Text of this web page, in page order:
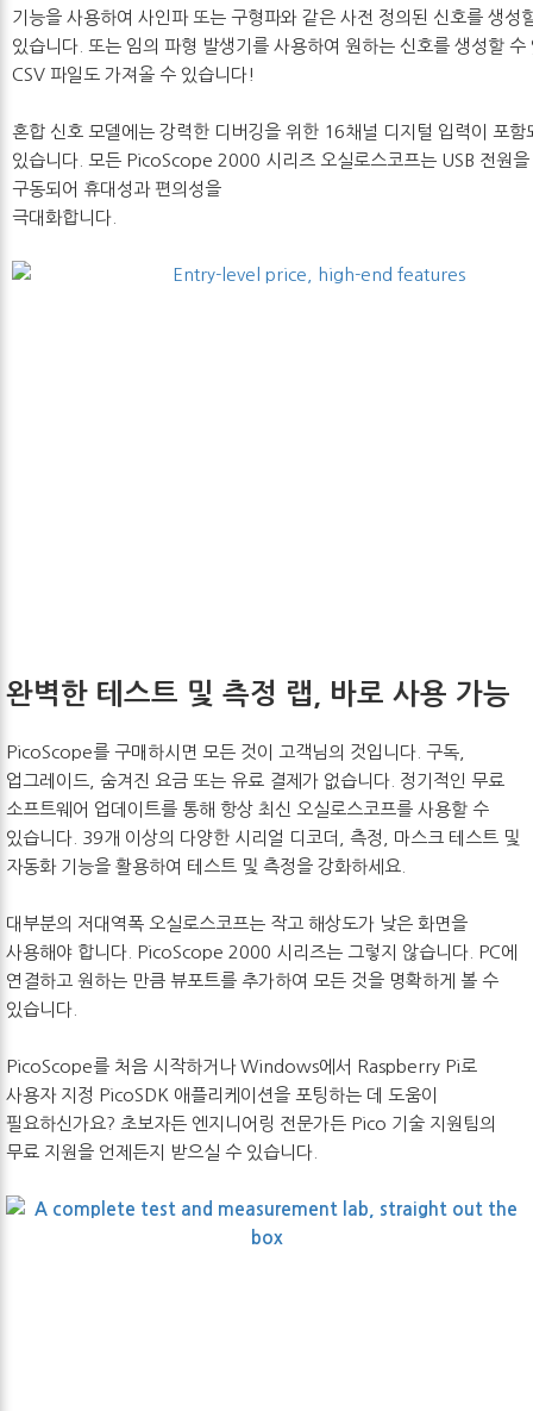
기능을 사용하여 사인파 또는 구형파와 같은 사전 정의된 신호를 생성
있습니다. 또는 임의 파형 발생기를 사용하여 원하는 신호를 생성할 수
CSV 파일도 가져올 수 있습니다!
혼합 신호 모델에는 강력한 디버깅을 위한 16채널 디지털 입력이 포함
있습니다. 모든 PicoScope 2000 시리즈 오실로스코프는 USB 전원을
구동되어 휴대성과 편의성을
극대화합니다.
완벽한 테스트 및 측정 랩, 바로 사용 가능
PicoScope를 구매하시면 모든 것이 고객님의 것입니다. 구독,
업그레이드, 숨겨진 요금 또는 유료 결제가 없습니다. 정기적인 무료
소프트웨어 업데이트를 통해 항상 최신 오실로스코프를 사용할 수
있습니다. 39개 이상의 다양한 시리얼 디코더, 측정, 마스크 테스트 및
자동화 기능을 활용하여 테스트 및 측정을 강화하세요.
대부분의 저대역폭 오실로스코프는 작고 해상도가 낮은 화면을
사용해야 합니다. PicoScope 2000 시리즈는 그렇지 않습니다. PC에
연결하고 원하는 만큼 뷰포트를 추가하여 모든 것을 명확하게 볼 수
있습니다.
PicoScope를 처음 시작하거나 Windows에서 Raspberry Pi로
사용자 지정 PicoSDK 애플리케이션을 포팅하는 데 도움이
필요하신가요? 초보자든 엔지니어링 전문가든 Pico 기술 지원팀의
무료 지원을 언제든지 받으실 수 있습니다.